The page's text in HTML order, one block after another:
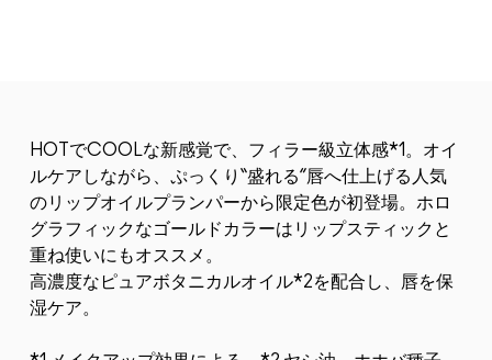
HOTでCOOLな新感覚で、フィラー級立体感*1。オイ
ルケアしながら、ぷっくり“盛れる”唇へ仕上げる人気
のリップオイルプランパーから限定色が初登場。ホロ
グラフィックなゴールドカラーはリップスティックと
重ね使いにもオススメ。
高濃度なピュアボタニカルオイル*2を配合し、唇を保
湿ケア。